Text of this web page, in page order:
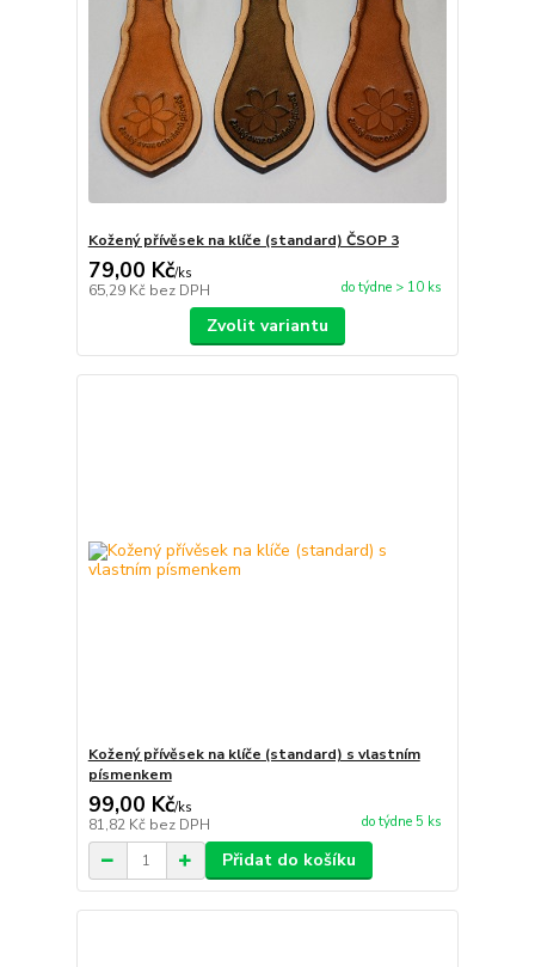
Kožený přívěsek na klíče (standard) ČSOP 3
79,00 Kč/ks
65,29 Kč bez DPH do týdne > 10 ks
Zvolit variantu
Kožený přívěsek na klíče (standard) s vlastním
písmenkem
99,00 Kč/ks
81,82 Kč bez DPH do týdne 5 ks
Přidat do košíku